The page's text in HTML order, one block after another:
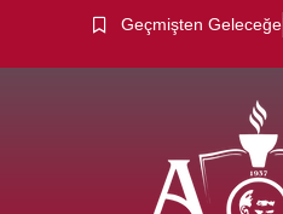
Geçmişten Geleceğe